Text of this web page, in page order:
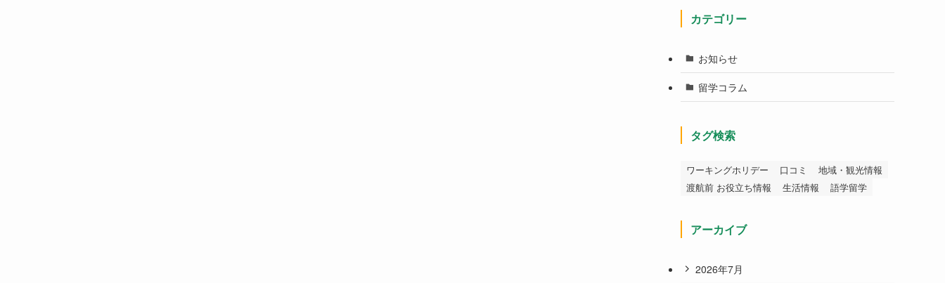
カテゴリー
お知らせ
留学コラム
タグ検索
ワーキングホリデー 口コミ
地域・観光情報
渡航前 お役立ち情報
生活情報 語学留学
アーカイブ
2026年7月